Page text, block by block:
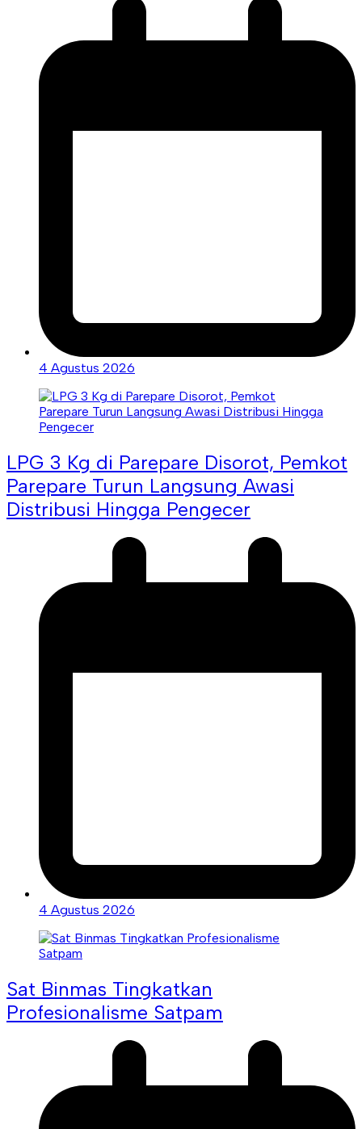
4 Agustus 2026
LPG 3 Kg di Parepare Disorot, Pemkot
Parepare Turun Langsung Awasi
Distribusi Hingga Pengecer
4 Agustus 2026
Sat Binmas Tingkatkan
Profesionalisme Satpam